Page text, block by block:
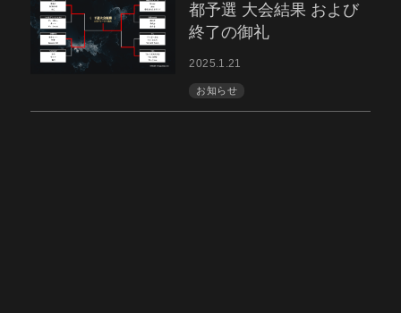
都予選 大会結果 および
終了の御礼
2025.1.21
お知らせ